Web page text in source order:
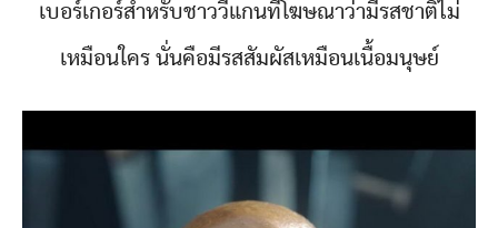
เบอร์เกอร์สำหรับชาววีแกนที่โฆษณาว่ามีรสชาติไม่
เหมือนใคร นั่นคือมีรสสัมผัสเหมือนเนื้อมนุษย์